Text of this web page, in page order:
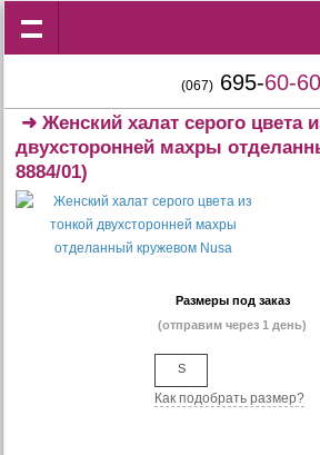
(067) 695-60-60
➜Женский халат серого цвета
двухсторонней махры
8884/01)
Размеры под заказ
(отправим через 1 день)
S
Как подобрать размер?